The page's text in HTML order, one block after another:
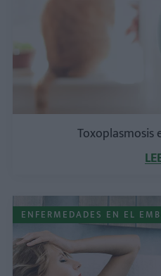
Toxoplasmosis
ENFERMEDADES EN EL